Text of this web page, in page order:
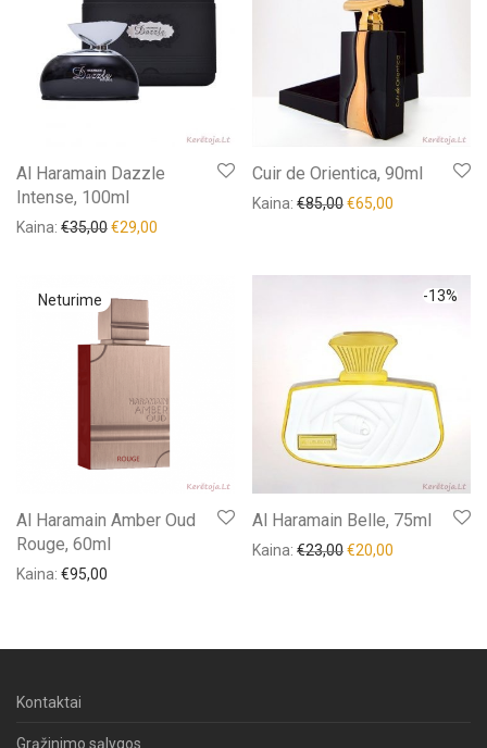
Al Haramain Dazzle
Intense, 100ml
Kaina: €35,00€29,00
Cuir de Orientica, 90ml
Kaina: €85,00€65,00
Al Haramain Amber Oud
Rouge, 60ml
Kaina: €95,00
-13%
Al Haramain Belle, 75ml
Kaina: €23,00€20,00
Kontaktai
Grąžinimo sąlygos